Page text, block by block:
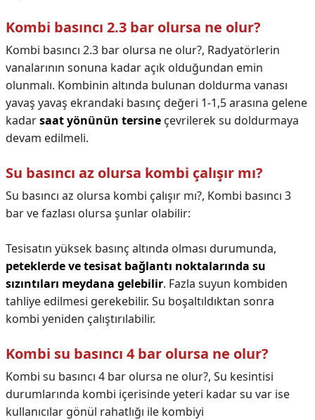
Kombi basıncı 2.3 bar olursa ne olur?
Kombi basıncı 2.3 bar olursa ne olur?, Radyatörlerin
vanalarının sonuna kadar açık olduğundan emin
olunmalı. Kombinin altında bulunan doldurma vanası
yavaş yavaş ekrandaki basınç değeri 1-1,5 arasına gelene
kadarsaat yönünün tersine çevrilerek su doldurmaya
devam edilmeli.
Su basıncı az olursa kombi çalışır mı?
Su basıncı az olursa kombi çalışır mı?, Kombi basıncı 3
bar ve fazlası olursa şunlar olabilir:
Tesisatın yüksek basınç altında olması durumunda,
peteklerde ve tesisat bağlantı noktalarında su
sızıntıları meydana gelebilir. Fazla suyun kombiden
tahliye edilmesi gerekebilir. Su boşaltıldıktan sonra
kombi yeniden çalıştırılabilir.
Kombi su basıncı 4 bar olursa ne olur?
Kombi su basıncı 4 bar olursa ne olur?, Su kesintisi
durumlarında kombi içerisinde yeteri kadar su var ise
kullanıcılar gönül rahatlığı ile kombiyi